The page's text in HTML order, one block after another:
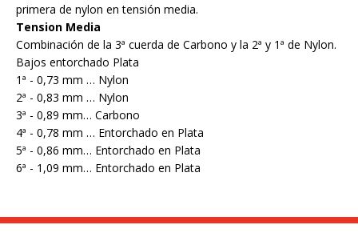
primera de nylon en tensión media.
Tension Media
Combinación de la 3ª cuerda de Carbono y la 2ª y 1ª de Nylon.
Bajos entorchado Plata
1ª - 0,73 mm … Nylon
2ª - 0,83 mm … Nylon
3ª - 0,89 mm… Carbono
4ª - 0,78 mm … Entorchado en Plata
5ª - 0,86 mm… Entorchado en Plata
6ª - 1,09 mm… Entorchado en Plata